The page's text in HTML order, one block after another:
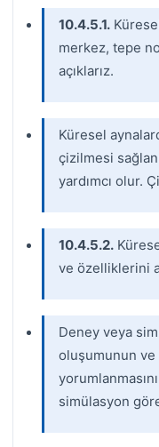
10.4.5.1.
merkez, tepe
açıklarız.
Küresel
çizilmesi
yardımcı olur.
10.4.5.2.
ve özelliklerini
Deney veya
oluşumunun
simülasyon